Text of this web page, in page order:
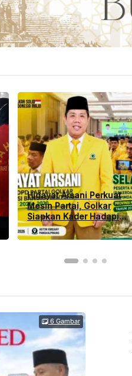
Hidayat Arsani Perkuat
Mesin Partai, Golkar
Siapkan Kader Hadapi
Pemilu dan Pilkada
6 Gambar